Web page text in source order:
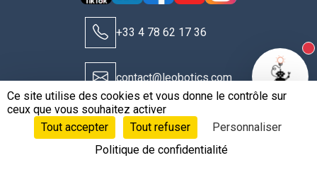
+33 4 78 62 17 36
contact@leobotics.com
Ce site utilise des cookies et vous donne le contrôle sur
ceux que vous souhaitez activer
Tout accepter
Tout refuser
Personnaliser
Politique de confidentialité